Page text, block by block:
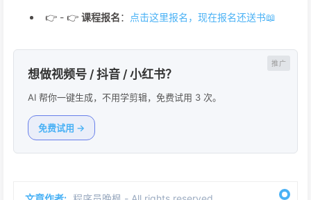
👉 - 👉 课程报名： 点击这里报名，现在报名还送书📖
想做视频号 / 抖音 / 小红书？
AI 帮你一键生成，不用学剪辑，免费试用 3 次。
免费试用 →